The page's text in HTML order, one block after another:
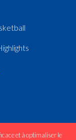
et à optimaliser le